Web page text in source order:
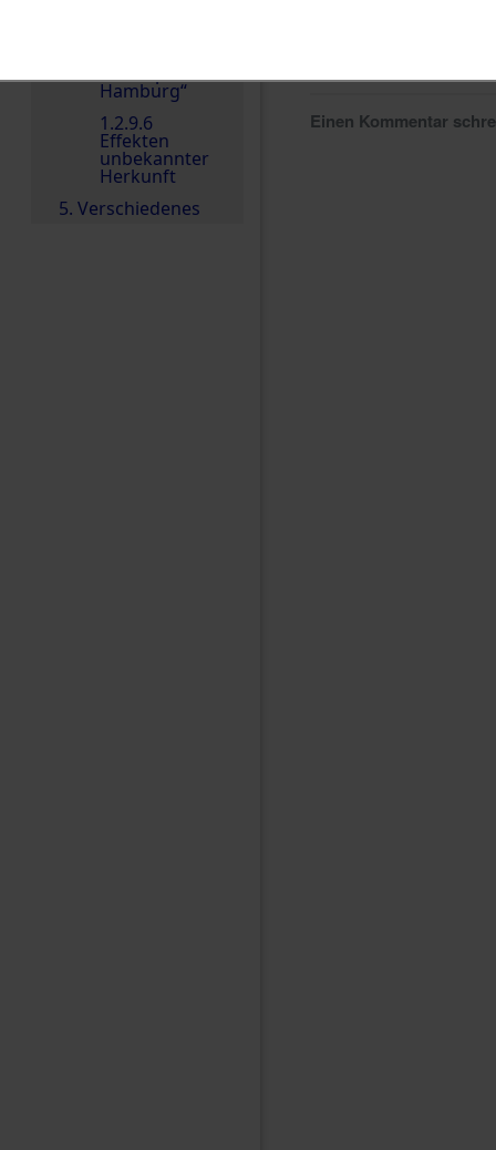
Hamburg“
1.2.9.6
Effekten
unbekannter
Herkunft
5. Verschiedenes
Einen Kommentar